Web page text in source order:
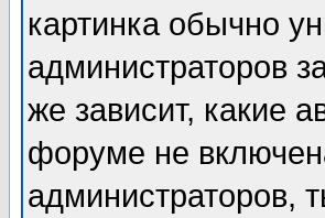
картинка обычно
администраторов
же зависит, какие
форуме не
администраторов,